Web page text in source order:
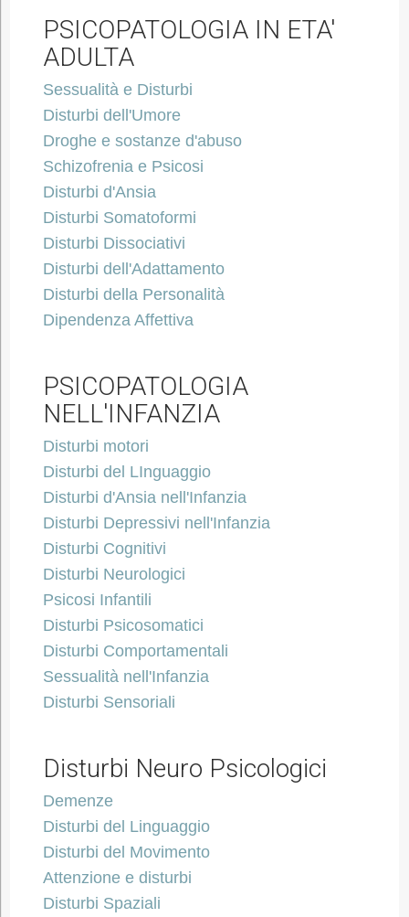
PSICOPATOLOGIA IN ETA'
ADULTA
Sessualità e Disturbi
Disturbi dell'Umore
Droghe e sostanze d'abuso
Schizofrenia e Psicosi
Disturbi d'Ansia
Disturbi Somatoformi
Disturbi Dissociativi
Disturbi dell'Adattamento
Disturbi della Personalità
Dipendenza Affettiva
PSICOPATOLOGIA
NELL'INFANZIA
Disturbi motori
Disturbi del LInguaggio
Disturbi d'Ansia nell'Infanzia
Disturbi Depressivi nell'Infanzia
Disturbi Cognitivi
Disturbi Neurologici
Psicosi Infantili
Disturbi Psicosomatici
Disturbi Comportamentali
Sessualità nell'Infanzia
Disturbi Sensoriali
Disturbi Neuro Psicologici
Demenze
Disturbi del Linguaggio
Disturbi del Movimento
Attenzione e disturbi
Disturbi Spaziali